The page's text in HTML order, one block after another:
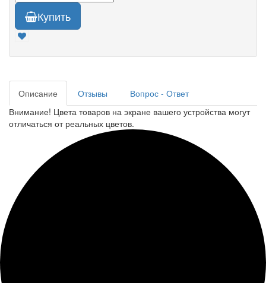
Купить
Описание Отзывы
Вопрос - Ответ
Внимание! Цвета товаров на экране вашего устройства могут
отличаться от реальных цветов.